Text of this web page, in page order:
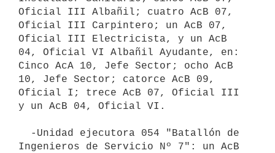
Oficial III Albañil; cuatro AcB 07,
Oficial III Carpintero; un AcB 07,
Oficial III Electricista, y un AcB
04, Oficial VI Albañil Ayudante, en:
Cinco AcA 10, Jefe Sector; ocho AcB
10, Jefe Sector; catorce AcB 09,
Oficial I; trece AcB 07, Oficial III
y un AcB 04, Oficial VI.
Ingenieros de Servicio Nº 7": un AcB